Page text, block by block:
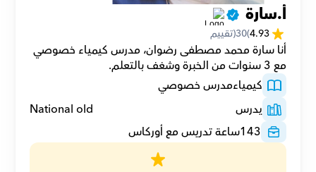
أ.سارة
4.93
(
30(تقييم
مع 3 سنوات من الخبرة وشغف بالتعلم.
كيمياءمدرس خصوصي
يدرس
National old
143ساعة تدريس مع أوركاس